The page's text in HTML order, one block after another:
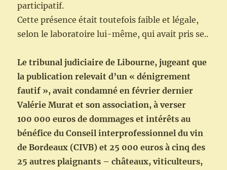
participatif.
Cette présence était toutefois faible et légale,
selon le laboratoire lui-même, qui avait pris se..
Le tribunal judiciaire de Libourne, jugeant que
la publication relevait d’un « dénigrement
fautif », avait condamné en février dernier
Valérie Murat et son association, à verser
100 000 euros de dommages et intérêts au
bénéfice du Conseil interprofessionnel du vin
de Bordeaux (CIVB) et 25 000 euros à cinq des
25 autres plaignants – châteaux, viticulteurs,